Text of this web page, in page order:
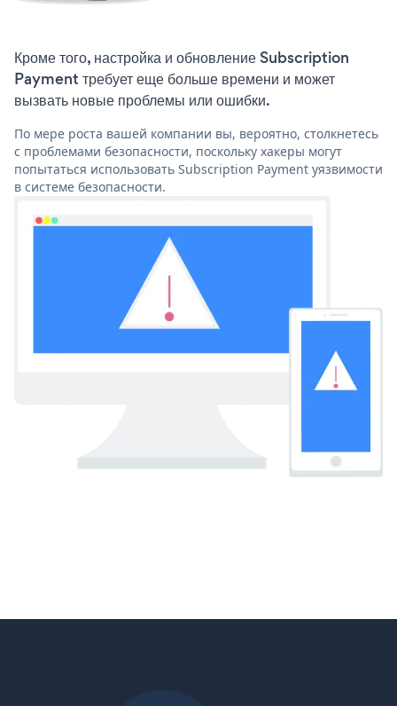
Кроме того, настройка и обновление Subscription
Payment требует еще больше времени и может
вызвать новые проблемы или ошибки.
По мере роста вашей компании вы, вероятно, столкнетесь
с проблемами безопасности, поскольку хакеры могут
попытаться использовать Subscription Payment уязвимости
в системе безопасности.